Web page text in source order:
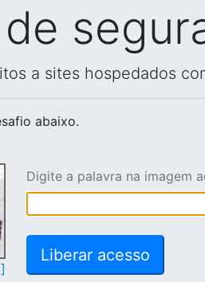
a sites hospedados
abaixo.
Digite a palavra na imagem